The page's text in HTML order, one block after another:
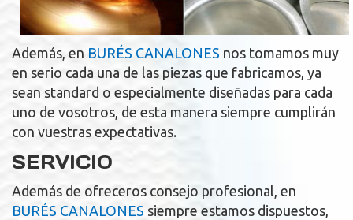
Además, en BURÉS CANALONES nos tomamos muy
en serio cada una de las piezas que fabricamos, ya
sean standard o especialmente diseñadas para cada
uno de vosotros, de esta manera siempre cumplirán
con vuestras expectativas.
SERVICIO
Además de ofreceros consejo profesional, en
BURÉS CANALONES siempre estamos dispuestos,